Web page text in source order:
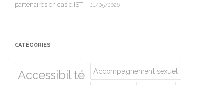
partenaires en cas d’IST
21/05/2026
CATÉGORIES
Accessibilité Accompagnement sexuel